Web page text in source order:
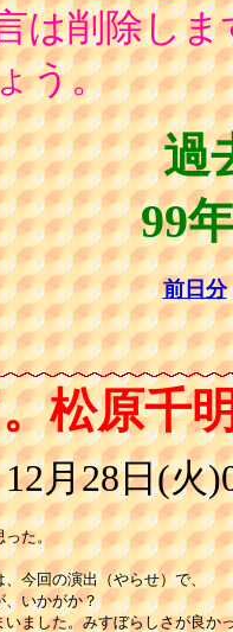
は削除し
う。
過
99
前日分
松原千
月28日(火
った。
今回の演出（やらせ）で、
、いかがか？
ました。みすぼらしさが良か